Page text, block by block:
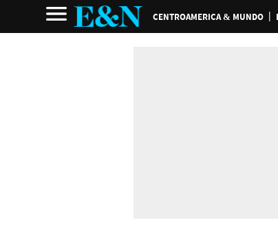
CENTROAMERICA & MUNDO